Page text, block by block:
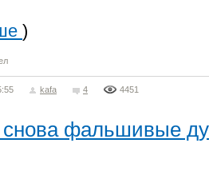
)
kafa 4 4451
фальшивые